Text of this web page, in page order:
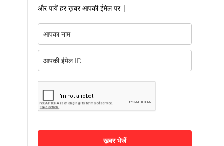
और पायें हर ख़बर आपकी ईमेल पर |
ख़बर भेजें